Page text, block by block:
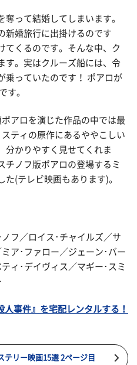
って結婚してしまいます。
新婚旅行に出掛けるのです
てくるのです。そんな中、ク
す。実はクルーズ船には、令
乗っていたのです！ ポアロが
す。
アロを演じた作品の中では最
ティの原作にあるややこしい
分かりやすく見せてくれま
チノフ版ポアロの登場するミ
た(テレビ映画もあります)。
フ／ロイス･チャイルズ／サ
ア･ファロー／ジェーン･バー
ィ･デイヴィス／マギー･スミ
人事件』を宅配レンタルする！
テリー映画15選 2ページ目